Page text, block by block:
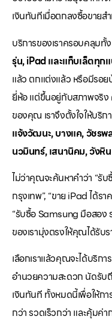
เงินทันทีเมื่อตกลงซื้อขายสำ
บริการของเราครอบคลุมทั้ง
รุ่น, iPad และแท็บเล็ตทุก
แล้ว ตกแต่งแล้ว หรือมีรอย
ยี่ห้อ แต่ขึ้นอยู่กับสภาพจริง
ของคุณ เราจึงตั้งใจให้บริก
แจ้งวัฒนะ, บางแค, วัชรพ
นวมินทร์, เสนานิคม, วังหิน
ไม่ว่าคุณจะค้นหาคำว่า “รั
กรุงเทพ”, “ขาย iPad ได้ร
“รับซื้อ Samsung มือสอง
ของเรามุ่งตรงให้คุณได้รับ
เลือกเราแล้วคุณจะได้บริ
อำนวยความสะดวก นัดรับ
เงินทันที ทั้งหมดนี้เพื่อให้ก
กว่า รวดเร็วกว่า และคุ้มค่า